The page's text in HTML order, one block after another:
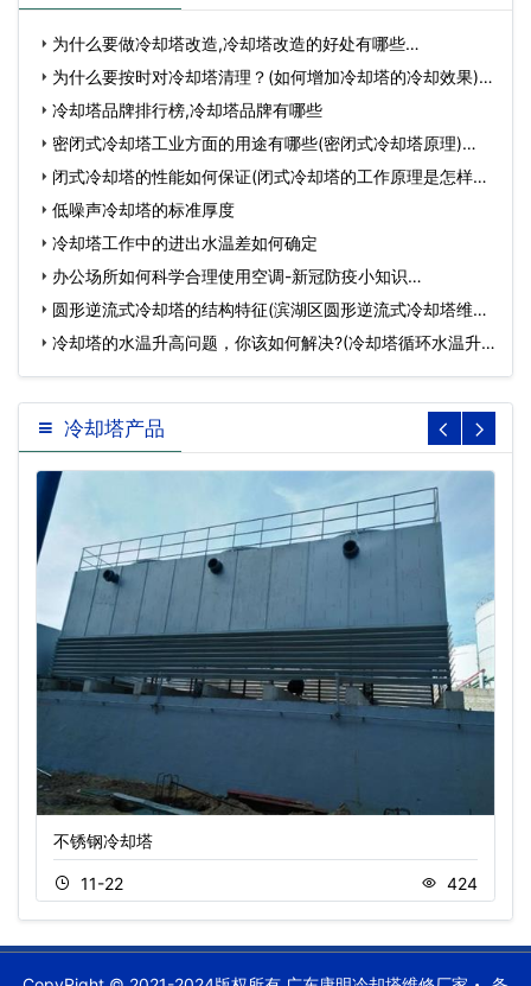
为什么要做冷却塔改造,冷却塔改造的好处有哪些…
为什么要按时对冷却塔清理？(如何增加冷却塔的冷却效果)…
冷却塔品牌排行榜,冷却塔品牌有哪些
密闭式冷却塔工业方面的用途有哪些(密闭式冷却塔原理)…
闭式冷却塔的性能如何保证(闭式冷却塔的工作原理是怎样的)
… 低噪声冷却塔的标准厚度
冷却塔工作中的进出水温差如何确定
办公场所如何科学合理使用空调-新冠防疫小知识…
圆形逆流式冷却塔的结构特征(滨湖区圆形逆流式冷却塔维修)
… 冷却塔的水温升高问题，你该如何解决?(冷却塔循环水温升
高)…
冷却塔产品
不锈钢冷却塔
11-22 424